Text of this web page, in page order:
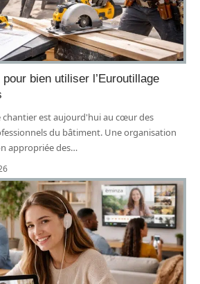
bien utiliser l’Euroutillage
chantier est aujourd'hui au cœur des
du bâtiment. Une organisation
appropriée des…